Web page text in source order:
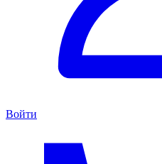
Войти